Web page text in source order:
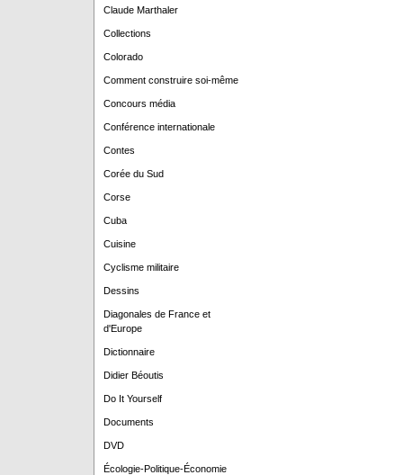
Claude Marthaler
Collections
Colorado
Comment construire soi-même
Concours média
Conférence internationale
Contes
Corée du Sud
Corse
Cuba
Cuisine
Cyclisme militaire
Dessins
Diagonales de France et
d'Europe
Dictionnaire
Didier Béoutis
Do It Yourself
Documents
DVD
Écologie-Politique-Économie